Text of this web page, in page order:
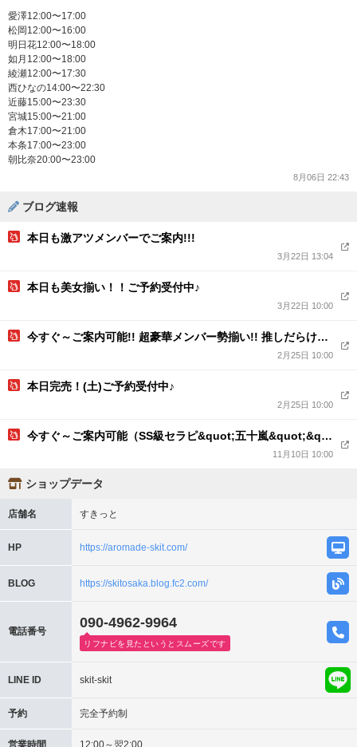
愛澤12:00〜17:00
松岡12:00〜16:00
明日花12:00〜18:00
如月12:00〜18:00
綾瀬12:00〜17:30
西ひなの14:00〜22:30
近藤15:00〜23:30
宮城15:00〜21:00
倉木17:00〜21:00
本条17:00〜23:00
朝比奈20:00〜23:00
8月06日 22:43
ブログ速報
本日も激アツメンバーでご案内!!!
3月22日 13:04
本日も美女揃い！！ご予約受付中♪
3月22日 10:00
今すぐ～ご案内可能!! 超豪華メンバー勢揃い!! 推しだらけフィーバー！ 間違いなく美女セラピ確定 令割でお得に♪90分1.1万円...
2月25日 10:00
本日完売！(土)ご予約受付中♪
2月25日 10:00
今すぐ～ご案内可能（SS級セラピ&quot;五十嵐&quot;&quot;穂村&quot;注目!!...
11月10日 10:00
ショップデータ
店舗名 すきっと
HP https://aromade-skit.com/
BLOG https://skitosaka.blog.fc2.com/
電話番号
090-4962-9964
リフナビを見たというとスムーズです
LINE ID skit-skit
予約 完全予約制
営業時間 12:00～翌2:00